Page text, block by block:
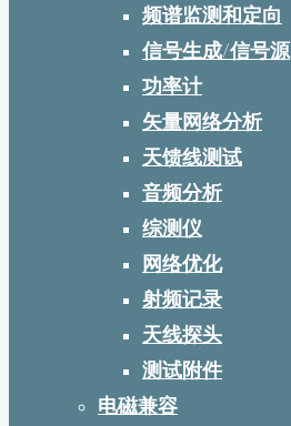
频谱监测和定向
信号生成/信号源
功率计
矢量网络分析
天馈线测试
音频分析
综测仪
网络优化
射频记录
天线探头
测试附件
电磁兼容